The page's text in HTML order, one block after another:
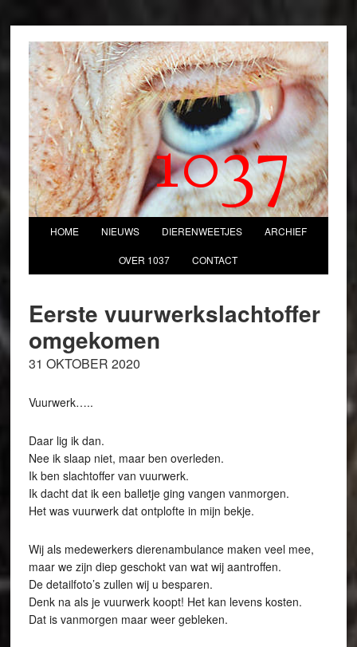
1037
HOME NIEUWS DIERENWEETJES ARCHIEF
OVER 1037 CONTACT
Eerste vuurwerkslachtoffer
omgekomen
31 OKTOBER 2020
Vuurwerk…..
Daar lig ik dan.
Nee ik slaap niet, maar ben overleden.
Ik ben slachtoffer van vuurwerk.
Ik dacht dat ik een balletje ging vangen vanmorgen.
Het was vuurwerk dat ontplofte in mijn bekje.
Wij als medewerkers dierenambulance maken veel mee,
maar we zijn diep geschokt van wat wij aantroffen.
De detailfoto’s zullen wij u besparen.
Denk na als je vuurwerk koopt! Het kan levens kosten.
Dat is vanmorgen maar weer gebleken.